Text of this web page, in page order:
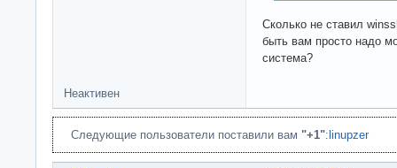
Сколько не ставил
быть вам просто надо
система?
Неактивен
Следующие пользователи поставили вам "+1": linupzer